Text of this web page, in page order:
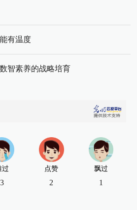
有温度
智素养的战略培育
过
3
点赞
2
飘过
1